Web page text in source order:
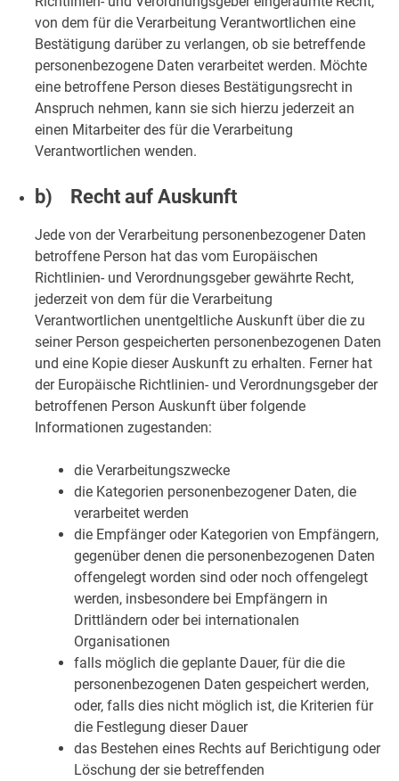
von dem für die Verarbeitung Verantwortlichen eine
Bestätigung darüber zu verlangen, ob sie betreffende
personenbezogene Daten verarbeitet werden. Möchte
eine betroffene Person dieses Bestätigungsrecht in
Anspruch nehmen, kann sie sich hierzu jederzeit an
einen Mitarbeiter des für die Verarbeitung
Verantwortlichen wenden.
b) Recht auf Auskunft
Jede von der Verarbeitung personenbezogener Daten
betroffene Person hat das vom Europäischen
Richtlinien- und Verordnungsgeber gewährte Recht,
jederzeit von dem für die Verarbeitung
Verantwortlichen unentgeltliche Auskunft über die zu
seiner Person gespeicherten personenbezogenen Daten
und eine Kopie dieser Auskunft zu erhalten. Ferner hat
der Europäische Richtlinien- und Verordnungsgeber der
betroffenen Person Auskunft über folgende
Informationen zugestanden:
die Verarbeitungszwecke
die Kategorien personenbezogener Daten, die
verarbeitet werden
die Empfänger oder Kategorien von Empfängern,
gegenüber denen die personenbezogenen Daten
offengelegt worden sind oder noch offengelegt
werden, insbesondere bei Empfängern in
Drittländern oder bei internationalen
Organisationen
falls möglich die geplante Dauer, für die die
personenbezogenen Daten gespeichert werden,
oder, falls dies nicht möglich ist, die Kriterien für
die Festlegung dieser Dauer
das Bestehen eines Rechts auf Berichtigung oder
Löschung der sie betreffenden